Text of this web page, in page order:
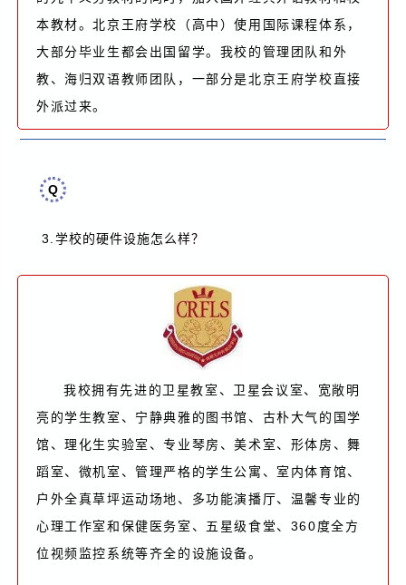
本教材。北京王府学校（高中）使用国际课程体系，
大部分毕业生都会出国留学。我校的管理团队和外
教、海归双语教师团队，一部分是北京王府学校直接
外派过来。
Q
3. 学校的硬件设施怎么样？
我校拥有先进的卫星教室、卫星会议室、宽敞明
亮的学生教室、宁静典雅的图书馆、古朴大气的国学
馆、理化生实验室、专业琴房、美术室、形体房、舞
蹈室、微机室、管理严格的学生公寓、室内体育馆、
户外全真草坪运动场地、多功能演播厅、 温馨专业的
心理工作室和保健医务室、五星级食堂、 360度全方
位视频监控系统等齐全的设施设备。